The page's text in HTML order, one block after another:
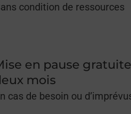
condition de ressources
en pause
mois
cas de besoin ou